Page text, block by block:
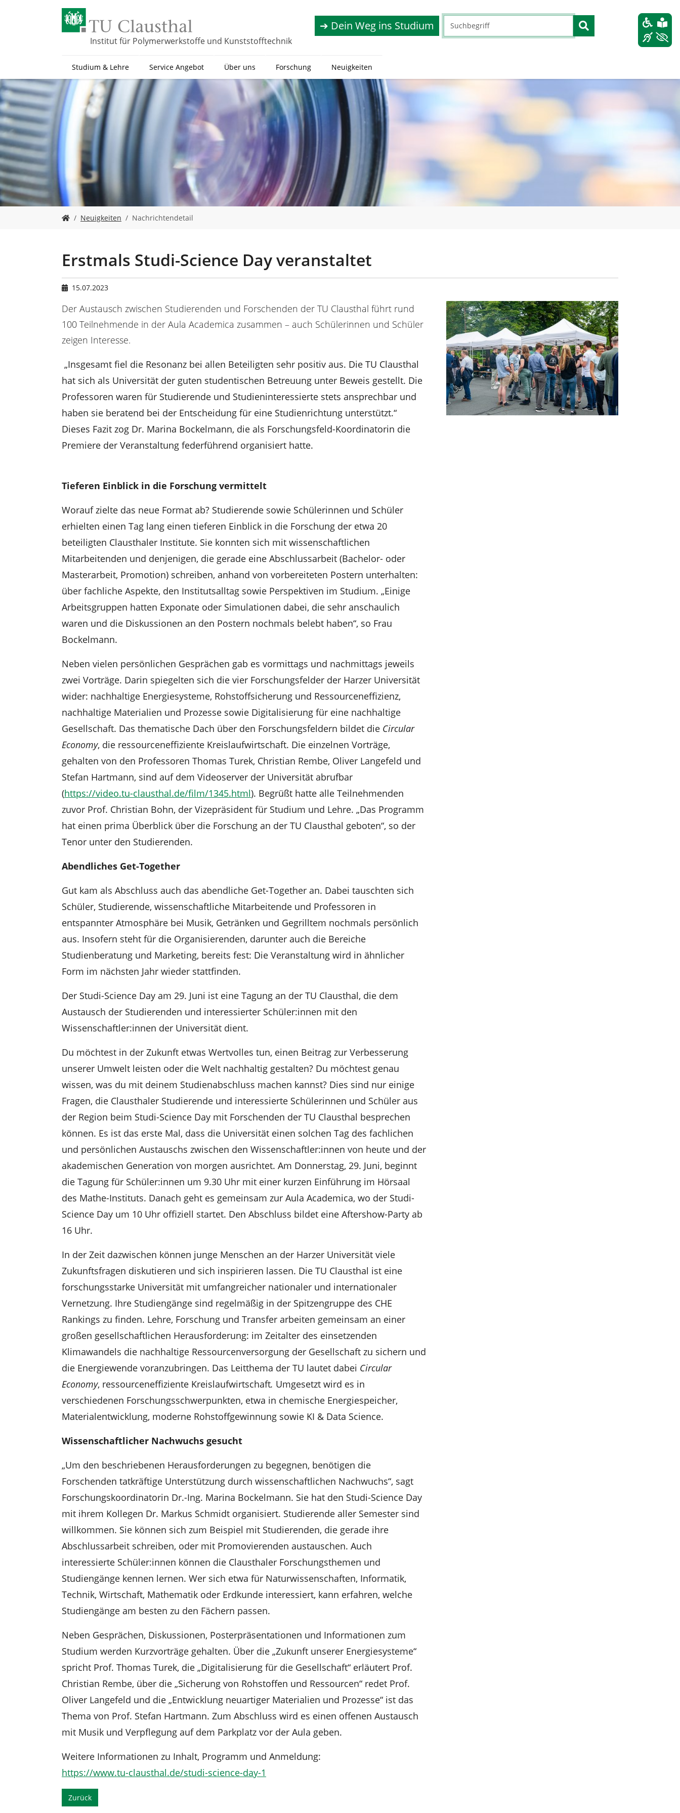
t
i
n
h
a
l
t
s
p
r
i
n
g
Institut für Polymerwerkstoffe und Kunststofftechnik
➔ Dein Weg ins Studium
Studium & Lehre Service Angebot Über uns Forschung Neuigkeiten
i
n
h
e
Neuigkeiten Nachrichtendetail
Erstmals Studi-Science Day veranstaltet
15.07.2023
Der Austausch zwischen Studierenden und Forschenden der TU Clausthal führt rund
100 Teilnehmende in der Aula Academica zusammen – auch Schülerinnen und Schüler
zeigen Interesse.
„Insgesamt fiel die Resonanz bei allen Beteiligten sehr positiv aus. Die TU Clausthal
hat sich als Universität der guten studentischen Betreuung unter Beweis gestellt. Die
Professoren waren für Studierende und Studieninteressierte stets ansprechbar und
haben sie beratend bei der Entscheidung für eine Studienrichtung unterstützt.“
Dieses Fazit zog Dr. Marina Bockelmann, die als Forschungsfeld-Koordinatorin die
Premiere der Veranstaltung federführend organisiert hatte.
Tieferen Einblick in die Forschung vermittelt
Worauf zielte das neue Format ab? Studierende sowie Schülerinnen und Schüler
erhielten einen Tag lang einen tieferen Einblick in die Forschung der etwa 20
beteiligten Clausthaler Institute. Sie konnten sich mit wissenschaftlichen
Mitarbeitenden und denjenigen, die gerade eine Abschlussarbeit (Bachelor- oder
Masterarbeit, Promotion) schreiben, anhand von vorbereiteten Postern unterhalten:
über fachliche Aspekte, den Institutsalltag sowie Perspektiven im Studium. „Einige
Arbeitsgruppen hatten Exponate oder Simulationen dabei, die sehr anschaulich
waren und die Diskussionen an den Postern nochmals belebt haben“, so Frau
Bockelmann.
Neben vielen persönlichen Gesprächen gab es vormittags und nachmittags jeweils
zwei Vorträge. Darin spiegelten sich die vier Forschungsfelder der Harzer Universität
wider: nachhaltige Energiesysteme, Rohstoffsicherung und Ressourceneffizienz,
nachhaltige Materialien und Prozesse sowie Digitalisierung für eine nachhaltige
Gesellschaft. Das thematische Dach über den Forschungsfeldern bildet die Circular
Economy, die ressourceneffiziente Kreislaufwirtschaft. Die einzelnen Vorträge,
gehalten von den Professoren Thomas Turek, Christian Rembe, Oliver Langefeld und
Stefan Hartmann, sind auf dem Videoserver der Universität abrufbar
(https://video.tu-clausthal.de/film/1345.html). Begrüßt hatte alle Teilnehmenden
zuvor Prof. Christian Bohn, der Vizepräsident für Studium und Lehre. „Das Programm
hat einen prima Überblick über die Forschung an der TU Clausthal geboten“, so der
Tenor unter den Studierenden.
Abendliches Get-Together
Gut kam als Abschluss auch das abendliche Get-Together an. Dabei tauschten sich
Schüler, Studierende, wissenschaftliche Mitarbeitende und Professoren in
entspannter Atmosphäre bei Musik, Getränken und Gegrilltem nochmals persönlich
aus. Insofern steht für die Organisierenden, darunter auch die Bereiche
Studienberatung und Marketing, bereits fest: Die Veranstaltung wird in ähnlicher
Form im nächsten Jahr wieder stattfinden.
Der Studi-Science Day am 29. Juni ist eine Tagung an der TU Clausthal, die dem
Austausch der Studierenden und interessierter Schüler:innen mit den
Wissenschaftler:innen der Universität dient.
Du möchtest in der Zukunft etwas Wertvolles tun, einen Beitrag zur Verbesserung
unserer Umwelt leisten oder die Welt nachhaltig gestalten? Du möchtest genau
wissen, was du mit deinem Studienabschluss machen kannst? Dies sind nur einige
Fragen, die Clausthaler Studierende und interessierte Schülerinnen und Schüler aus
der Region beim Studi-Science Day mit Forschenden der TU Clausthal besprechen
können. Es ist das erste Mal, dass die Universität einen solchen Tag des fachlichen
und persönlichen Austauschs zwischen den Wissenschaftler:innen von heute und der
akademischen Generation von morgen ausrichtet. Am Donnerstag, 29. Juni, beginnt
die Tagung für Schüler:innen um 9.30 Uhr mit einer kurzen Einführung im Hörsaal
des Mathe-Instituts. Danach geht es gemeinsam zur Aula Academica, wo der Studi-
Science Day um 10 Uhr offiziell startet. Den Abschluss bildet eine Aftershow-Party ab
16 Uhr.
In der Zeit dazwischen können junge Menschen an der Harzer Universität viele
Zukunftsfragen diskutieren und sich inspirieren lassen. Die TU Clausthal ist eine
forschungsstarke Universität mit umfangreicher nationaler und internationaler
Vernetzung. Ihre Studiengänge sind regelmäßig in der Spitzengruppe des CHE
Rankings zu finden. Lehre, Forschung und Transfer arbeiten gemeinsam an einer
großen gesellschaftlichen Herausforderung: im Zeitalter des einsetzenden
Klimawandels die nachhaltige Ressourcenversorgung der Gesellschaft zu sichern und
die Energiewende voranzubringen. Das Leitthema der TU lautet dabei Circular
Economy, ressourceneffiziente Kreislaufwirtschaft. Umgesetzt wird es in
verschiedenen Forschungsschwerpunkten, etwa in chemische Energiespeicher,
Materialentwicklung, moderne Rohstoffgewinnung sowie KI & Data Science.
Wissenschaftlicher Nachwuchs gesucht
„Um den beschriebenen Herausforderungen zu begegnen, benötigen die
Forschenden tatkräftige Unterstützung durch wissenschaftlichen Nachwuchs“, sagt
Forschungskoordinatorin Dr.-Ing. Marina Bockelmann. Sie hat den Studi-Science Day
mit ihrem Kollegen Dr. Markus Schmidt organisiert. Studierende aller Semester sind
willkommen. Sie können sich zum Beispiel mit Studierenden, die gerade ihre
Abschlussarbeit schreiben, oder mit Promovierenden austauschen. Auch
interessierte Schüler:innen können die Clausthaler Forschungsthemen und
Studiengänge kennen lernen. Wer sich etwa für Naturwissenschaften, Informatik,
Technik, Wirtschaft, Mathematik oder Erdkunde interessiert, kann erfahren, welche
Studiengänge am besten zu den Fächern passen.
Neben Gesprächen, Diskussionen, Posterpräsentationen und Informationen zum
Studium werden Kurzvorträge gehalten. Über die „Zukunft unserer Energiesysteme“
spricht Prof. Thomas Turek, die „Digitalisierung für die Gesellschaft“ erläutert Prof.
Christian Rembe, über die „Sicherung von Rohstoffen und Ressourcen“ redet Prof.
Oliver Langefeld und die „Entwicklung neuartiger Materialien und Prozesse“ ist das
Thema von Prof. Stefan Hartmann. Zum Abschluss wird es einen offenen Austausch
mit Musik und Verpflegung auf dem Parkplatz vor der Aula geben.
Weitere Informationen zu Inhalt, Programm und Anmeldung:
https://www.tu-clausthal.de/studi-science-day-1
Zurück